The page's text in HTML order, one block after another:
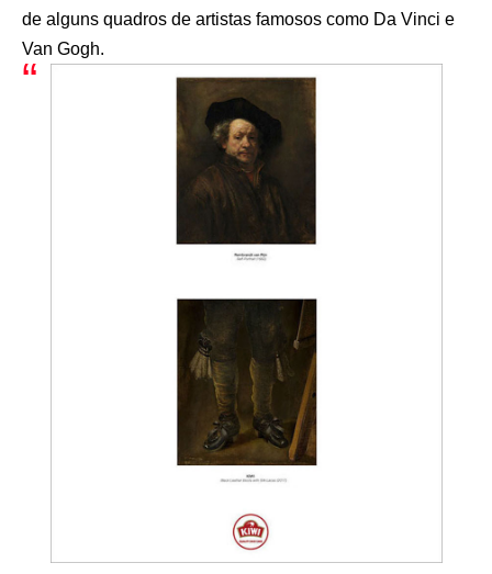
de alguns quadros de artistas famosos como Da Vinci e
Van Gogh.